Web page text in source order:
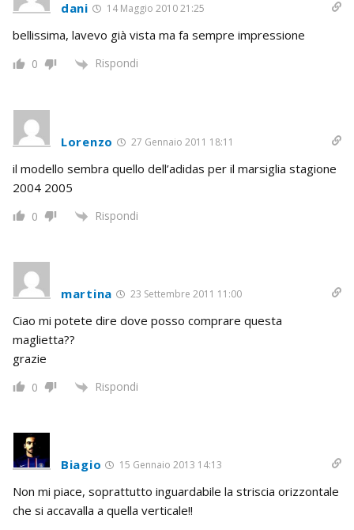
dani 14 Maggio 2010 21:25
bellissima, lavevo già vista ma fa sempre impressione
0 Rispondi
Lorenzo 27 Gennaio 2011 18:11
il modello sembra quello dell’adidas per il marsiglia stagione
2004 2005
0 Rispondi
martina 23 Settembre 2011 11:00
Ciao mi potete dire dove posso comprare questa
maglietta??
grazie
0 Rispondi
Biagio 15 Gennaio 2013 14:13
Non mi piace, soprattutto inguardabile la striscia orizzontale
che si accavalla a quella verticale!!